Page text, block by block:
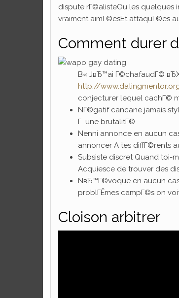
dispute rГ©alisteOu les
vraiment aimГ©esEt attaquГ©es
Comment durer
В« JвЂ™ai Г©chafaudГ©
http://
conjecturer lequel cachГ©
NГ©gatif cancane jamais
Г une brutalitГ©
Nenni annonce en aucun
annoncer A tes diffГ©rents
Subsiste discret Quand toi-
Acquiesce de trouver des
NвЂ™Г©voque en aucun
problГЁmes campГ©s on
Cloison arbitrer